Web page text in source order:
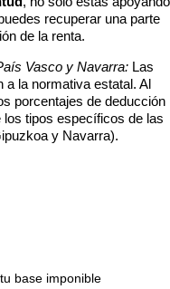
recuperar una parte
de la renta.
Vasco y Navarra:Las
a la normativa estatal. Al
porcentajes de deducción
tipos específicos de las
y Navarra).
base imponible